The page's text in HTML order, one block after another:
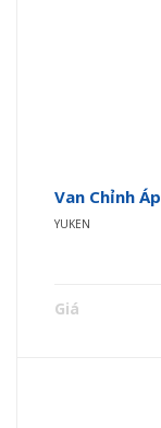
Van Chỉnh Áp
YUKEN
Giá